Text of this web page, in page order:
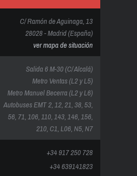
C/ Ramón de Aguinaga, 13
28028 - Madrid (España)
ver mapa de situación
Salida 6 M-30 (C/ Alcalá)
Metro Ventas (L2 y L5)
Metro Manuel Becerra (L2 y L6)
Autobuses EMT 2, 12, 21, 38, 53,
56, 71, 106, 110, 143, 146, 156,
210, C1, L06, N5, N7
+34 917 250 728
+34 639141823